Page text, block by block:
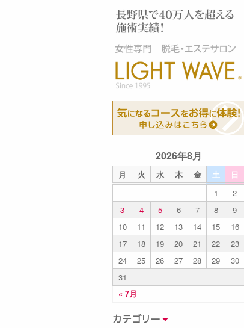
2026年8月
月 火 水 木 金 土 日
« 7月
1
2
3
4 5 6 7 8
9
10
11 12 13 14 15
16
17
18 19 20 21 22
23
24
25 26 27 28 29
30
31
カテゴリー